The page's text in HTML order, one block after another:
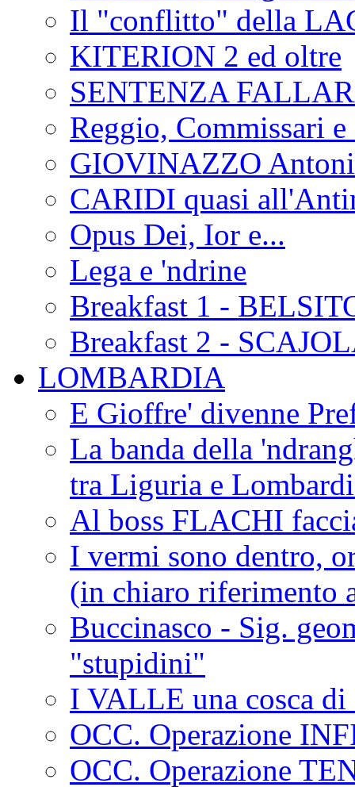
Il "conflitto" della
KITERION 2 ed oltre
SENTENZA
Reggio, Commissari
GIOVINAZZO
CARIDI quasi
Opus Dei, Ior e...
Lega e 'ndrine
Breakfast 1 -
Breakfast 2 -
LOMBARDIA
E Gioffre' divenne
La banda della
tra Liguria e
Al boss FLACHI
I vermi sono dentro,
(in chiaro riferimento
Buccinasco - Sig.
"stupidini"
I VALLE una cosca
OCC. Operazione
OCC. Operazione